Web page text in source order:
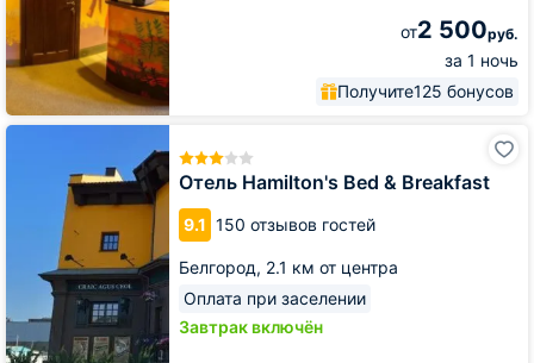
от2 500руб.
за 1 ночь
Получите125 бонусов
Отель Hamilton's Bed & Breakfast
9.1 150 отзывов гостей
Белгород, 2.1 км от центра
Оплата при заселении
Завтрак включён
Отель
Breakfast